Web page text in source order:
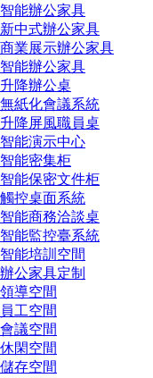
智能辦公家具
新中式辦公家具
商業展示辦公家具
智能辦公家具
升降辦公桌
無紙化會議系統
升降屏風職員桌
智能演示中心
智能密集柜
智能保密文件柜
觸控桌面系統
智能商務洽談桌
智能監控臺系統
智能培訓空間
辦公家具定制
領導空間
員工空間
會議空間
休閑空間
儲存空間